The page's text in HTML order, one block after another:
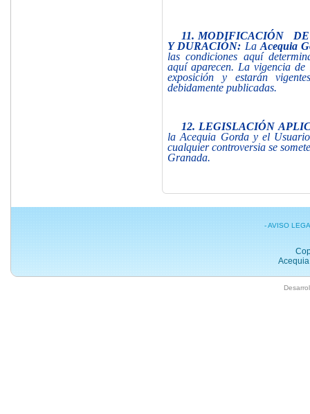
11. MODIFICACIÓN
Y DURACIÓN: LaAcequia
las condiciones aquí
aquí aparecen. La vigencia
exposición y estarán
debidamente publicadas.
12. LEGISLACIÓN
la Acequia Gorda y el
cualquier controversia se
Granada.
- AVISO